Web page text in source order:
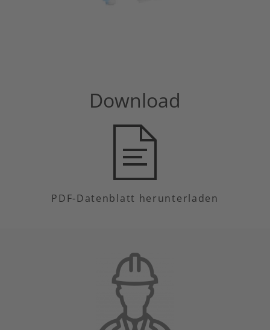
Download
PDF-Datenblatt herunterladen